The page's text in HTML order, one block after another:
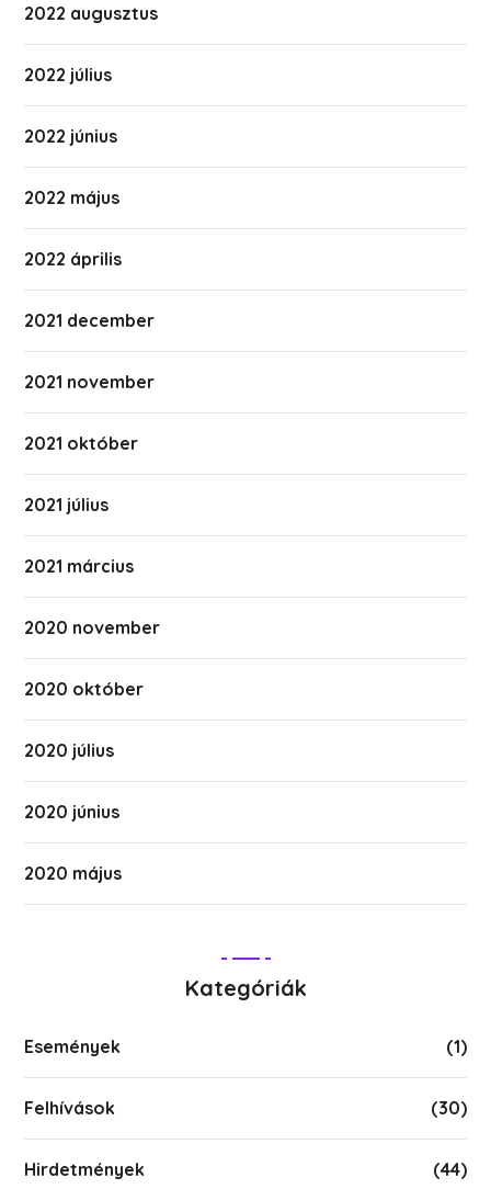
2022 augusztus
2022 július
2022 június
2022 május
2022 április
2021 december
2021 november
2021 október
2021 július
2021 március
2020 november
2020 október
2020 július
2020 június
2020 május
Kategóriák
Események (1)
Felhívások (30)
Hirdetmények (44)